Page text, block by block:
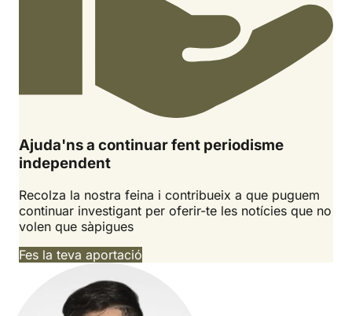
Ajuda'ns a continuar fent periodisme
independent
Recolza la nostra feina i contribueix a que puguem
continuar investigant per oferir-te les notícies que no
volen que sàpigues
Fes la teva aportació